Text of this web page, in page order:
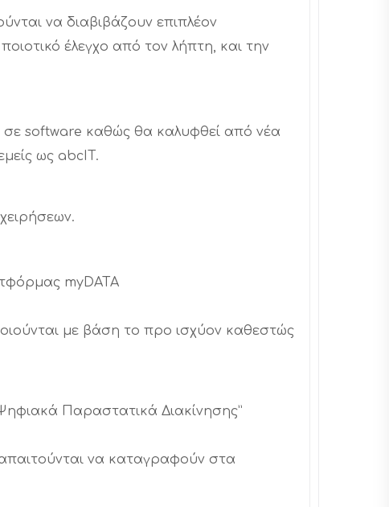
να διαβιβάζουν επιπλέον
έλεγχο από τον λήπτη, και την
software καθώς θα καλυφθεί από νέα
ως abcIT.
myDATA
με βάση το προ ισχύον καθεστώς
Παραστατικά Διακίνησης”
να καταγραφούν στα